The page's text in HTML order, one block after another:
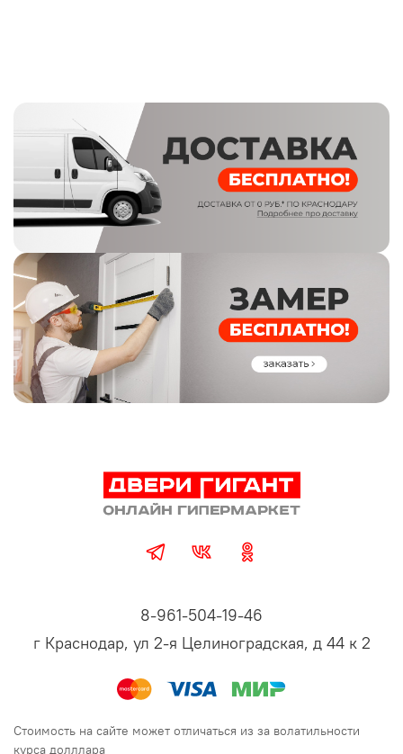
АВС-пластик
8-961-504-19-46
г Краснодар, ул 2-я Целиноградская, д 44 к 2
Стоимость на сайте может отличаться из за волатильности
курса долллара